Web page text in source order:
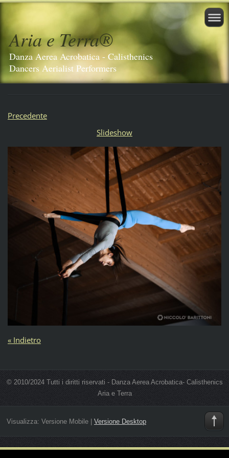
Aria e Terra®️
Danza Aerea Acrobatica - Calisthenics
Dancers Aerialist Performers
Precedente
Slideshow
« Indietro
© 2010/2024 Tutti i diritti riservati - Danza Aerea Acrobatica- Calisthenics
Aria e Terra
Visualizza: Versione Mobile| Versione Desktop